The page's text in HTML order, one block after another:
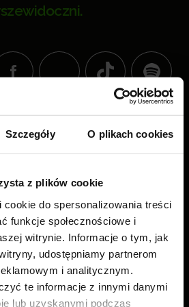
Szczegóły O plikach cookies
z plików cookie
do spersonalizowania treści
funkcje społecznościowe i
witrynie. Informacje o tym, jak
udostępniamy partnerom
i analitycznym.
te informacje z innymi danymi
lub uzyskanymi podczas